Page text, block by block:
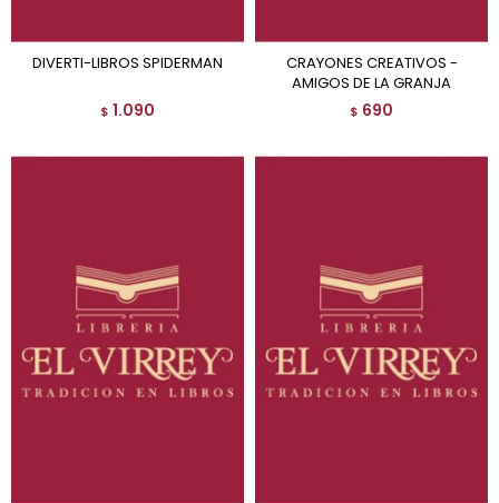
DIVERTI-LIBROS SPIDERMAN
$ 1.090
CRAYONES CREATIVOS -
AMIGOS DE LA GRANJA
$ 690